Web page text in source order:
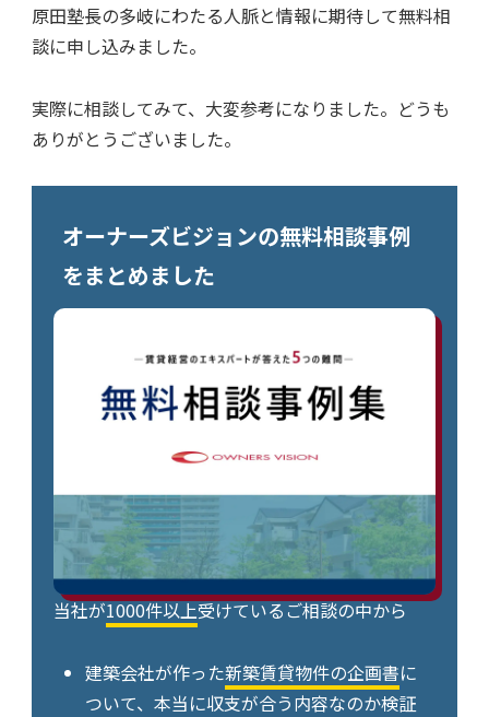
原田塾長の多岐にわたる人脈と情報に期待して無料相
談に申し込みました。
実際に相談してみて、大変参考になりました。どうも
ありがとうございました。
オーナーズビジョンの無料相談事例
をまとめました
当社が1000件以上受けているご相談の中から
建築会社が作った新築賃貸物件の企画書に
ついて、本当に収支が合う内容なのか検証